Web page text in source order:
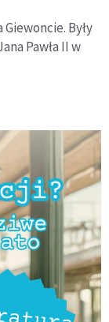
Były
Pawła II w